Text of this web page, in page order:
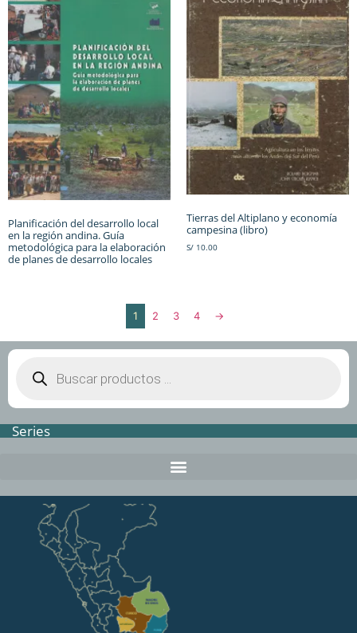
Planificación del desarrollo local
en la región andina. Guía
metodológica para la elaboración
de planes de desarrollo locales
Tierras del Altiplano y economía
campesina (libro)
S/ 10.00
1 2 3 4 →
Series